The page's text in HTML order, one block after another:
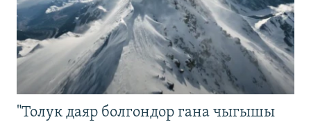
"Толук даяр болгондор гана чыгышы